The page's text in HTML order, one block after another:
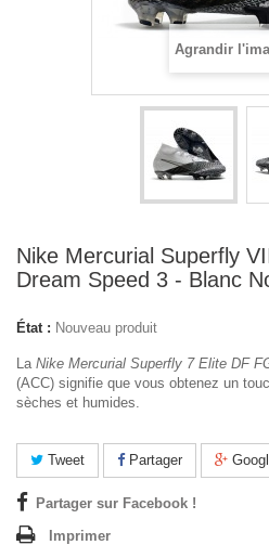
Agrandir
Nike Mercurial Superfly
Dream Speed 3 - Blanc
État : Nouveau produit
La Nike Mercurial Superfly 7 Elite DF
(ACC) signifie que vous obtenez un
sèches et humides.
Tweet Partager
Partager sur Facebook !
Imprimer